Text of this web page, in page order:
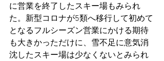
に営業を終了したスキー場もみられ
た。 新型コロナが5類へ移行して初めて
となるフルシーズン営業にかける期待
も大きかっただけに、雪不足に意気消
沈したスキー場は少なくないとみられ